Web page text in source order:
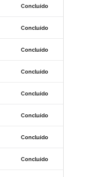
Concluído
Concluído
Concluído
Concluído
Concluído
Concluído
Concluído
Concluído